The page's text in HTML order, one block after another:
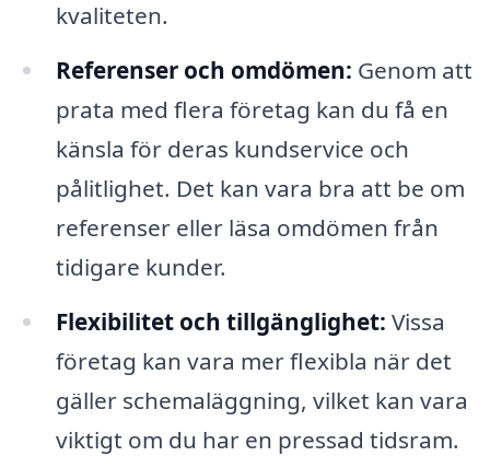
kvaliteten.
Referenser och omdömen: Genom att
prata med flera företag kan du få en
känsla för deras kundservice och
pålitlighet. Det kan vara bra att be om
referenser eller läsa omdömen från
tidigare kunder.
Flexibilitet och tillgänglighet: Vissa
företag kan vara mer flexibla när det
gäller schemaläggning, vilket kan vara
viktigt om du har en pressad tidsram.